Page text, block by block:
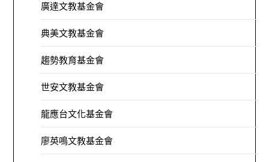
廣達文教基金會
典美文教基金會
趨勢教育基金會
世安文教基金會
龍應台文化基金會
廖英鳴文教基金會